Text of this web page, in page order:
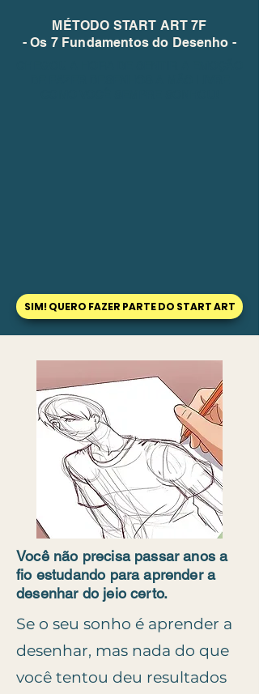
MÉTODO START ART 7F
- Os 7 Fundamentos do Desenho -
SIM! QUERO FAZER PARTE DO START ART
Você não precisa passar anos a
fio estudando para aprender a
desenhar do jeio certo.
Se o seu sonho é aprender a
desenhar, mas nada do que
você tentou deu resultados